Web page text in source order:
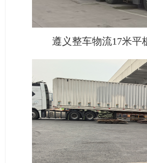
遵义整车物流17米平